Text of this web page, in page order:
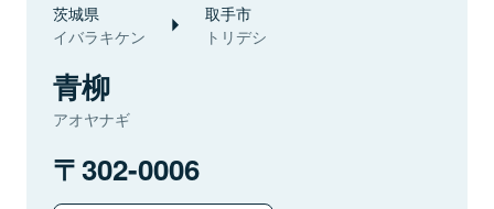
茨城県
イバラキケン
取手市
トリデシ
青柳
アオヤナギ
302-0006